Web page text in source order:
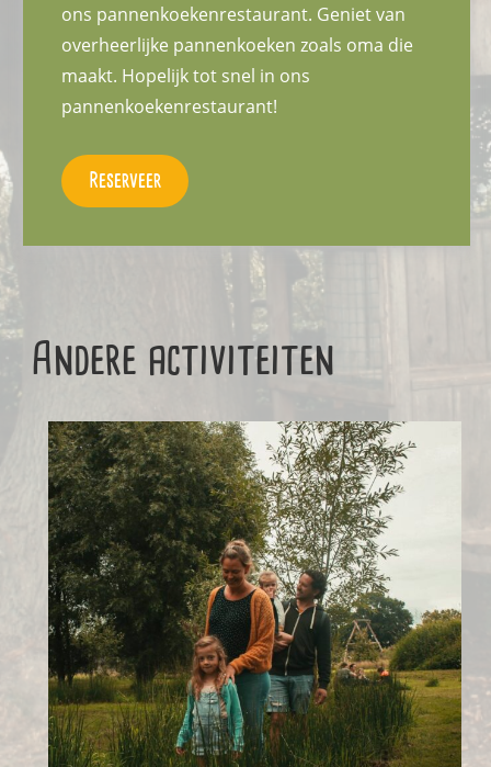
ons pannenkoekenrestaurant. Geniet van
overheerlijke pannenkoeken zoals oma die
maakt. Hopelijk tot snel in ons
pannenkoekenrestaurant!
Reserveer
Andere activiteiten